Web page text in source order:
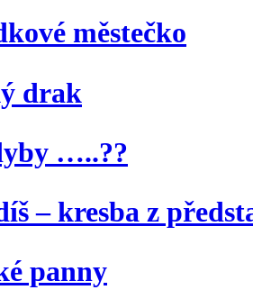
městečko
drak
…..??
– kresba z
panny